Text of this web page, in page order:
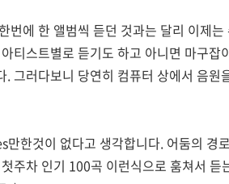
번에 한 앨범씩 듣던 것과는 달리 이제
티스트별로 듣기도 하고 아니면 마구
그러다보니 당연히 컴퓨터 상에서 음
한것이 없다고 생각합니다. 어둠의 경
주차 인기 100곡 이런식으로 훔쳐서 듣